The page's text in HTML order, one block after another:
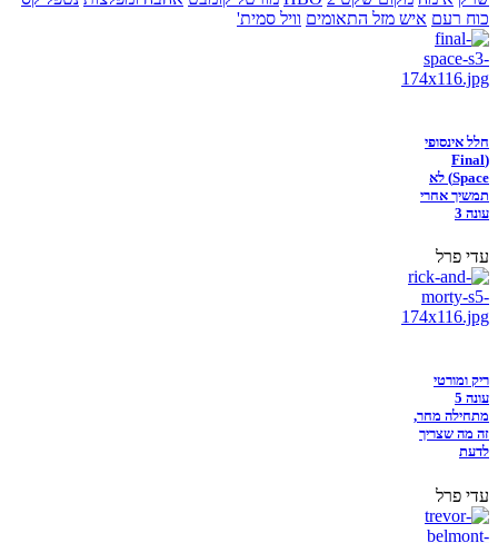
כוח רעם איש מזל התאומים וויל סמית'
חלל אינסופי
(Final
Space) לא
תמשיך אחרי
עונה 3
עדי פרל
ריק ומורטי
עונה 5
מתחילה מחר,
זה מה שצריך
לדעת
עדי פרל